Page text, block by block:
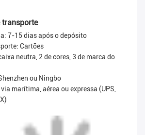
transporte
7-15 dias após o depósito
Cartões
neutra, 2 de cores, 3 de marca do
ou Ningbo
marítima, aérea ou expressa (UPS,